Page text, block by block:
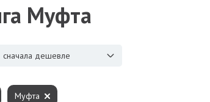
Муфта
сначала дешевле
Муфта